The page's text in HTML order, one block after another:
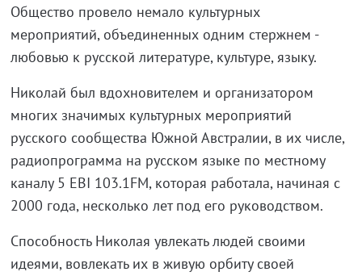
Общество провело немало культурных
мероприятий, объединенных одним стержнем -
любовью к русской литературе, культуре, языку.
Николай был вдохновителем и организатором
многих значимых культурных мероприятий
русского сообщества Южной Австралии, в их числе,
радиопрограмма на русском языке по местному
каналу 5 EBI 103.1FM, которая работала, начиная с
2000 года, несколько лет под его руководством.
Способность Николая увлекать людей своими
идеями, вовлекать их в живую орбиту своей